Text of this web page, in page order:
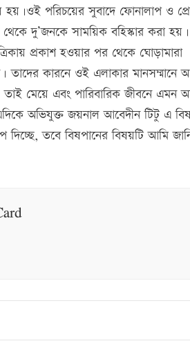
পরিচয়ের সুবাদে ফোনালাপ ও
দু’জনকে সাময়িক বহিস্কার করা হয়।
প্রকাশ হওয়ার পর থেকে ঘোড়ামারা
তাদের কারনে ওই এলাকার মানসম্মানে
মেয়ে এবং পারিবারিক জীবনে এমন
এদিকে অভিযুক্ত জয়নাল আবেদীন টিটু এ
তবে বিষপানের বিষয়টি আমি